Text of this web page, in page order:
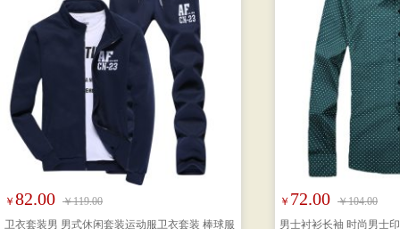
￥ 82.00 ￥119.00
卫衣套装男 男式休闲套装运动服卫衣套装 棒球服
￥ 72.00 ￥104.00
男士衬衫长袖 时尚男士